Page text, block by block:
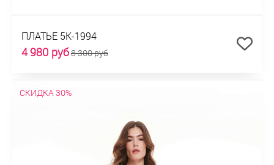
ПЛАТЬЕ 5К-1994
4 980 руб8 300 руб
СКИДКА 30%